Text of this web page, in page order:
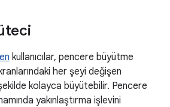
kullanıcılar, pencere büyütme
her şeyi değişen
kolayca büyütebilir. Pencere
yakınlaştırma işlevini